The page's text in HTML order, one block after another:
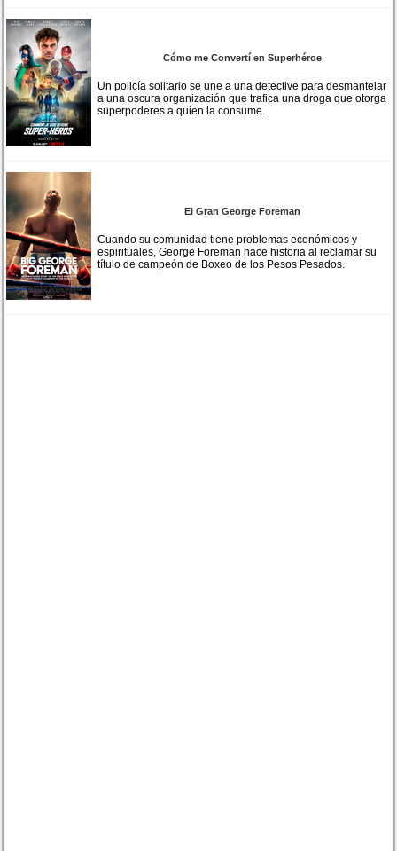
Cómo me Convertí en Superhéroe
Un policía solitario se une a una detective para desmantelar
a una oscura organización que trafica una droga que otorga
superpoderes a quien la consume.
El Gran George Foreman
Cuando su comunidad tiene problemas económicos y
espirituales, George Foreman hace historia al reclamar su
título de campeón de Boxeo de los Pesos Pesados.